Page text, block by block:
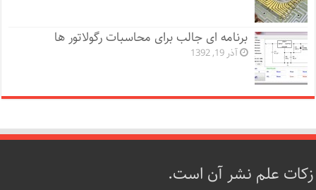
برنامه ای جالب برای محاسبات رگولاتور ها
آذر 19, 1392
زکات علم نشر آن است.